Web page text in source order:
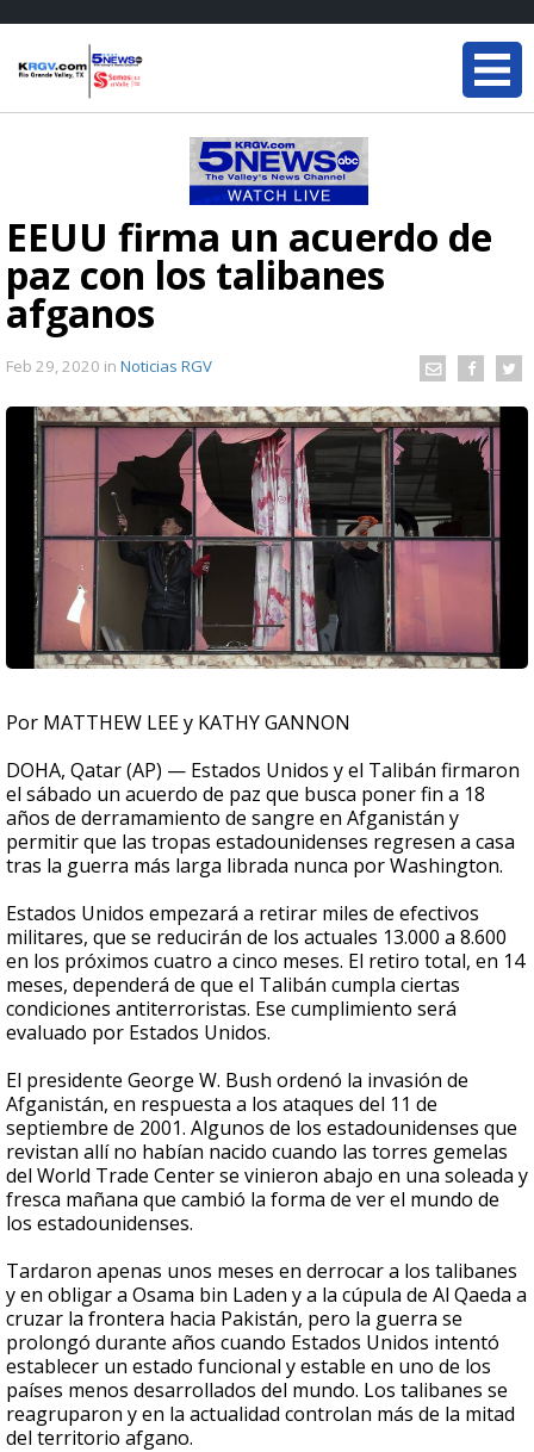
EEUU firma un acuerdo de
paz con los talibanes
afganos
Feb 29, 2020 in Noticias RGV
Por MATTHEW LEE y KATHY GANNON
DOHA, Qatar (AP) — Estados Unidos y el Talibán firmaron
el sábado un acuerdo de paz que busca poner fin a 18
años de derramamiento de sangre en Afganistán y
permitir que las tropas estadounidenses regresen a casa
tras la guerra más larga librada nunca por Washington.
Estados Unidos empezará a retirar miles de efectivos
militares, que se reducirán de los actuales 13.000 a 8.600
en los próximos cuatro a cinco meses. El retiro total, en 14
meses, dependerá de que el Talibán cumpla ciertas
condiciones antiterroristas. Ese cumplimiento será
evaluado por Estados Unidos.
El presidente George W. Bush ordenó la invasión de
Afganistán, en respuesta a los ataques del 11 de
septiembre de 2001. Algunos de los estadounidenses que
revistan allí no habían nacido cuando las torres gemelas
del World Trade Center se vinieron abajo en una soleada y
fresca mañana que cambió la forma de ver el mundo de
los estadounidenses.
Tardaron apenas unos meses en derrocar a los talibanes
y en obligar a Osama bin Laden y a la cúpula de Al Qaeda a
cruzar la frontera hacia Pakistán, pero la guerra se
prolongó durante años cuando Estados Unidos intentó
establecer un estado funcional y estable en uno de los
países menos desarrollados del mundo. Los talibanes se
reagruparon y en la actualidad controlan más de la mitad
del territorio afgano.